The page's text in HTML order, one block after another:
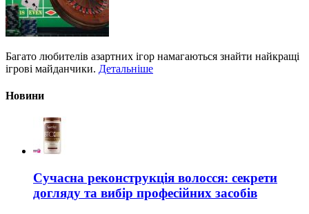
Багато любителів азартних ігор намагаються знайти найкращі
ігрові майданчики. Детальніше
Новини
Сучасна реконструкція волосся: секрети
догляду та вибір професійних засобів